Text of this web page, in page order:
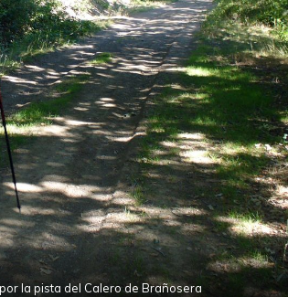
la pista del Calero de Brañosera